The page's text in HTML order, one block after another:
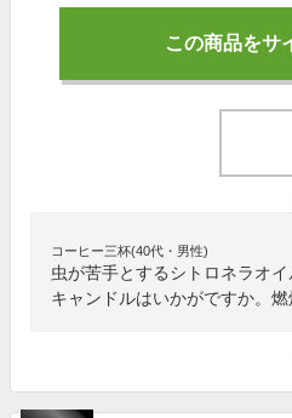
この商品をサ
コーヒー三杯(40代・男性)
虫が苦手とするシトロネラオ
キャンドルはいかがですか。燃